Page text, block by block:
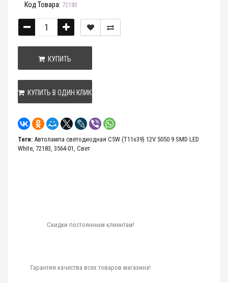
Код Товара: 72183
КУПИТЬ
КУПИТЬ В ОДИН КЛИК
Теги: Автолампа светодиодная C5W (T11x39) 12V 5050 9 SMD LED
White, 72183, 3564-01, Свет
Скидки постоянным клиентам!
Гарантия качества всех товаров магазина!